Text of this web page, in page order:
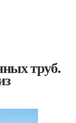
труб.